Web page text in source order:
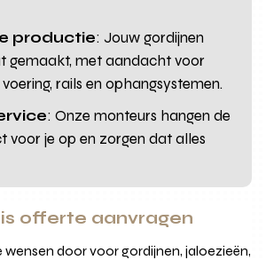
productie: Jouw gordijnen
gemaakt, met aandacht voor
rails en ophangsystemen.
: Onze monteurs hangen de
voor je op en zorgen dat alles
offerte aanvragen
wensen door voor gordijnen, jaloezieën,